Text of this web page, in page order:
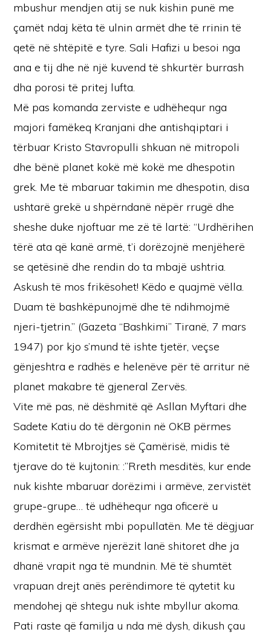
mbushur mendjen atij se nuk kishin punë me
çamët ndaj këta të ulnin armët dhe të rrinin të
qetë në shtëpitë e tyre. Sali Hafizi u besoi nga
ana e tij dhe në një kuvend të shkurtër burrash
dha porosi të pritej lufta.
Më pas komanda zerviste e udhëhequr nga
majori famëkeq Kranjani dhe antishqiptari i
tërbuar Kristo Stavropulli shkuan në mitropoli
dhe bënë planet kokë më kokë me dhespotin
grek. Me të mbaruar takimin me dhespotin, disa
ushtarë grekë u shpërndanë nëpër rrugë dhe
sheshe duke njoftuar me zë të lartë: “Urdhërihen
tërë ata që kanë armë, t’i dorëzojnë menjëherë
se qetësinë dhe rendin do ta mbajë ushtria.
Askush të mos frikësohet! Këdo e quajmë vëlla.
Duam të bashkëpunojmë dhe të ndihmojmë
njeri-tjetrin.” (Gazeta “Bashkimi” Tiranë, 7 mars
1947) por kjo s’mund të ishte tjetër, veçse
gënjeshtra e radhës e helenëve për të arritur në
planet makabre të gjeneral Zervës.
Vite më pas, në dëshmitë që Asllan Myftari dhe
Sadete Katiu do të dërgonin në OKB përmes
Komitetit të Mbrojtjes së Çamërisë, midis të
tjerave do të kujtonin: :”Rreth mesditës, kur ende
nuk kishte mbaruar dorëzimi i armëve, zervistët
grupe-grupe… të udhëhequr nga oficerë u
derdhën egërsisht mbi popullatën. Me të dëgjuar
krismat e armëve njerëzit lanë shitoret dhe ja
dhanë vrapit nga të mundnin. Më të shumtët
vrapuan drejt anës perëndimore të qytetit ku
mendohej që shtegu nuk ishte mbyllur akoma.
Pati raste që familja u nda më dysh, dikush çau